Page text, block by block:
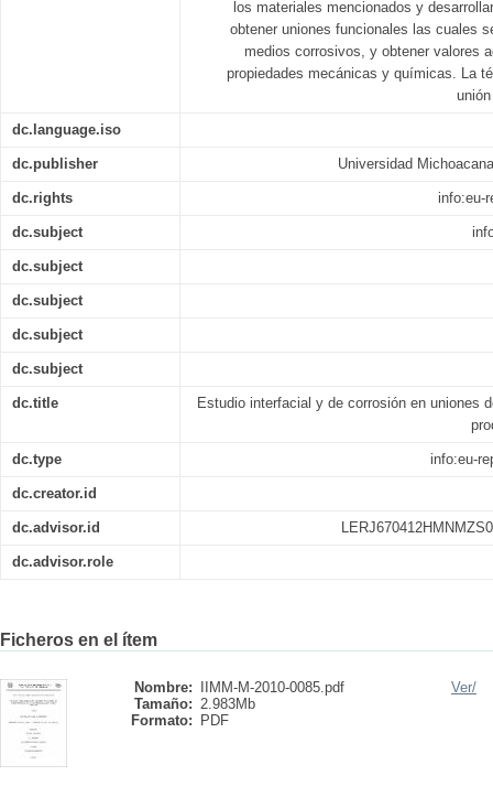
los materiales mencionados y
obtener uniones funcionales las cuales
medios corrosivos, y obtener valores
propiedades mecánicas y químicas. La
dc.language.iso
dc.publisher Universidad
dc.rights info:eu-
dc.subject
dc.subject
dc.subject
dc.subject
dc.subject
dc.title
Estudio interfacial y de corrosión en uniones
dc.type info:eu-
dc.creator.id
dc.advisor.id
dc.advisor.role
Ficheros en el ítem
Nombre:
IIMM-M-2010-0085.pdf
Tamaño: 2.983Mb
Formato:
PDF
Ver/